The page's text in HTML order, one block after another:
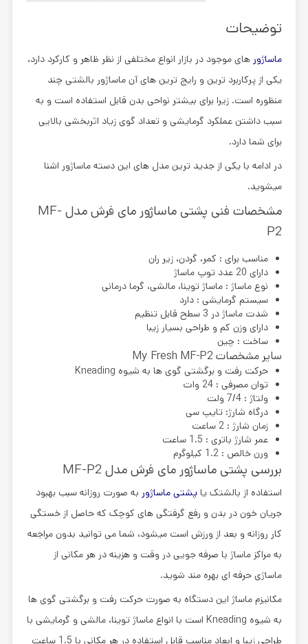
توضیحات
ماساژور های موجود در بازار انواع مختلفی از نظر ظاهر و کارکرد دارد،
یکی از پرکاربرد ترین و رایج ترین های آن ماساژور بالشتی چند
منظوره است. زیرا برای بیشتر نواحی بدن قابل استفاده است و به
سبب داشتن عملکرد گرمایشی و تعداد گوی زیاد اثربخشی بالایی
برای شما دارد.
در ادامه با یکی از جدید ترین مدل های این دسته ماساژور اشنا
میشوید.
مشخصات فنی پشتی ماساژور مای فرش مدل MF-
P2
مناسب برای : کمر، گردن، زیر ران
دارای 20 عدد توپ ماساژ
نوع ماساژ : ماساژ توینا، مالشی، گرما درمانی
سیستم گرمایشی : دارد
شدت ماساژ در 3 سطح قابل تنظیم
دارای وزن کم و طراحی بسیار زیبا
ساخت : چین
سایر مشخصات My Fresh MF-P2
حرکت رفت و برگشتی گوی ها به شیوه Kneading
توان مصرفی : 24 وات
ولتاژ : 7/4 ولت
درگاه شارژ: تایپ سی
زمان شارژ : 2 ساعت
عمر شارژ باتری : 1.5 ساعت
ورن خالص : 1.2 کیلوگرم
بررسی پشتی ماساژور مای فرش مدل MF-P2
استفاده از بالشتک یا پشتی ماساژور به صورت روزانه سبب بهبود
جریان خون در بدن و رفع گرفتگی های کوچک که حاصل از خستگی
کار روزانه و بعد از ورزش است میشود، شما می توانید بدون مراجعه
به مراکز ماساژ با صرفه جویی در وقت و هزینه در هر مکانی از
ماساژی حرفه ای بهره مند شوید.
مکانیزم ماساژ این دستگاه به صورت حرکت رفت و برگشتی گوی ها
به شیوه Kneading است با انواع ماساژ توینا، مالشی و گرمایشی با
طراحی زیبا و ابعاد مناسب قابل استفاده در هر مکانی با 1.5 ساعت